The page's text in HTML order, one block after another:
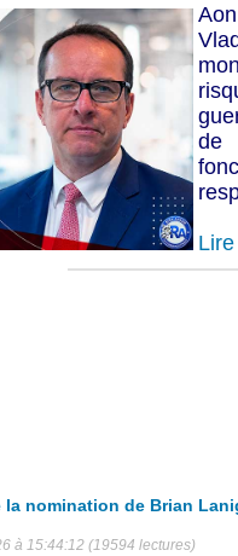
de
la nomination de Brian
à 15:44:12 (19594 lectures)